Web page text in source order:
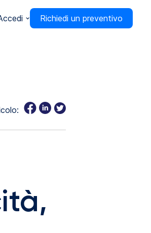
Richiedi un preventivo